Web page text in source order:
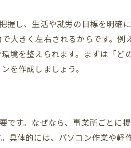
ラン作成方法
択ポイント
B型選び方
サポート
先の違い
し、生活や就労の目標を明確
大きく左右されるからです。例
境を整えられます。まずは「ど
を作成しましょう。
す。なぜなら、事業所ごとに
具体的には、パソコン作業や軽